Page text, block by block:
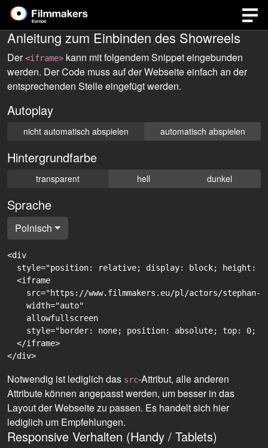
Anleitung zum Einbinden des Showreels
Der<iframe> kann mit folgendem Snippet eingebunden
werden. Der Code muss auf der Webseite einfach an der
entsprechenden Stelle eingefügt werden.
Autoplay
nicht automatisch abspielen automatisch abspielen
Hintergrundfarbe
transparent hell dunkel
Sprache
Polnisch
<div
style="position: relative; display: block; height:
  <iframe
src="https://www.filmmakers.eu/pl/actors/
    width="auto"
    allowfullscreen
style="border: none; position: absolute; top: 0;
  </iframe>
Notwendig ist lediglich das src-Attribut, alle anderen
Attribute können angepasst werden, um besser in das
Layout der Webseite zu passen. Es handelt sich hier
lediglich um Empfehlungen.
Responsive Verhalten (Handy / Tablets)